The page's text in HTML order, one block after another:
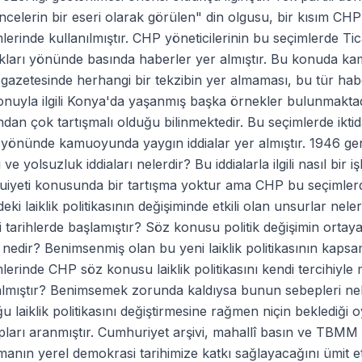
bir eseri olarak görülen" din olgusu, bir kısım
kullanılmıştır. CHP yöneticilerinin bu seçimlerde
yönünde basında haberler yer almıştır. Bu konuda
herhangi bir tekzibin yer almaması, bu tür
ilgili Konya'da yaşanmış başka örnekler
çok tartışmalı olduğu bilinmektedir. Bu seçimlerde
kamuoyunda yaygın iddialar yer almıştır. 1946
ve yolsuzluk iddiaları nelerdir? Bu iddialarla ilgili nasıl bir
konusunda bir tartışma yoktur ama CHP bu
laiklik politikasının değişiminde etkili olan unsurlar
tarihlerde başlamıştır? Söz konusu politik değişimin
Benimsenmiş olan bu yeni laiklik politikasının
CHP söz konusu laiklik politikasını kendi
Benimsemek zorunda kaldıysa bunun sebepleri
laiklik politikasını değiştirmesine rağmen niçin beklediği
aranmıştır. Cumhuriyet arşivi, mahallî basın ve
yerel demokrasi tarihimize katkı sağlayacağını ümit